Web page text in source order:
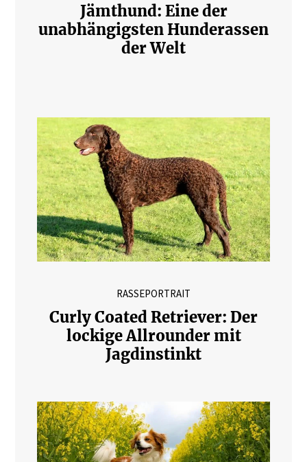
Jämthund: Eine der
unabhängigsten Hunderassen
der Welt
RASSEPORTRAIT
Curly Coated Retriever: Der
lockige Allrounder mit
Jagdinstinkt